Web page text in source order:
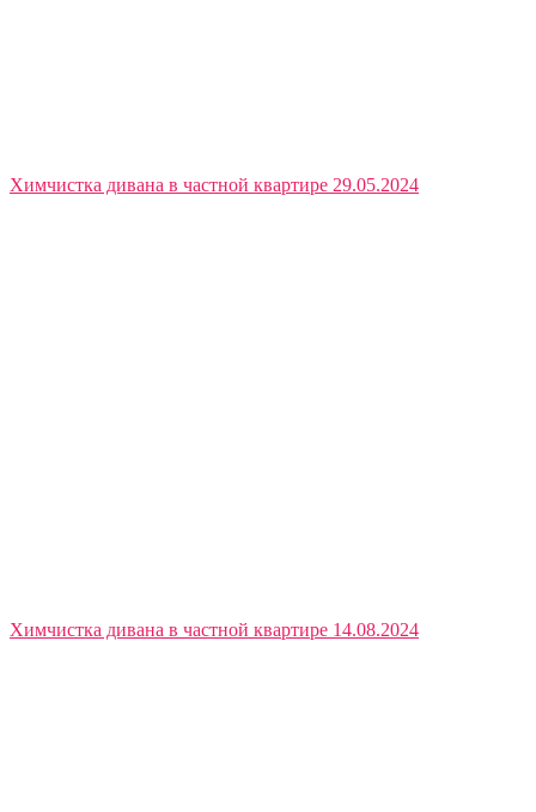
Химчистка дивана в частной квартире 29.05.2024
Химчистка дивана в частной квартире 14.08.2024